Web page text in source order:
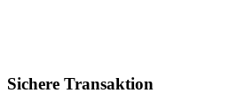
Sichere Transaktion